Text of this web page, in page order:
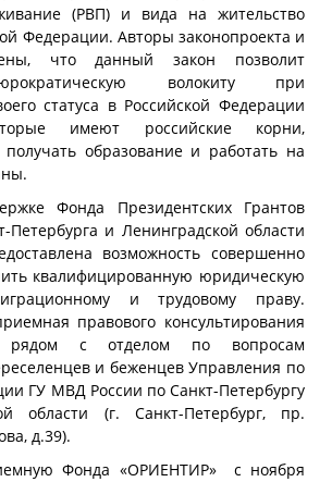
(РВП) и вида на жительство
Федерации. Авторы законопроекта и
что данный закон позволит
волокиту при
статуса в Российской Федерации
имеют российские корни,
получать образование и работать на
Фонда Президентских Грантов
Петербурга и Ленинградской области
возможность совершенно
квалифицированную юридическую
и трудовому праву.
правового консультирования
рядом с отделом по вопросам
и беженцев Управления по
ГУ МВД России по Санкт-Петербургу
области (г. Санкт-Петербург, пр.
д.39).
Фонда «ОРИЕНТИР» с ноября